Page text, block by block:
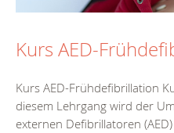
Kurs AED-
Kurs AED-Frühdefibrillation
diesem Lehrgang wird der
externen Defibrillatoren